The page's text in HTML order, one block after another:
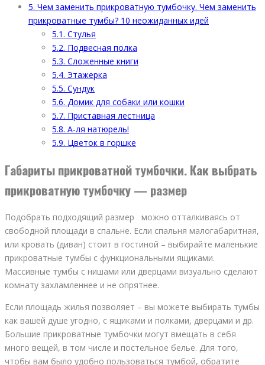
5. Чем заменить прикроватную тумбочку. Чем заменить
прикроватные тумбы? 10 неожиданных идей
5.1. Стулья
5.2. Подвесная полка
5.3. Сложенные книги
5.4. Этажерка
5.5. Сундук
5.6. Домик для собаки или кошки
5.7. Приставная лестница
5.8. А-ля натюрель!
5.9. Цветок в горшке
Габариты прикроватной тумбочки. Как выбрать
прикроватную тумбочку — размер
Подобрать подходящий размер можно отталкиваясь от
свободной площади в спальне. Если спальня малогабаритная,
или кровать (диван) стоит в гостиной – выбирайте маленькие
прикроватные тумбы с функциональными ящиками.
Массивные тумбы с нишами или дверцами визуально сделают
комнату захламленнее и не опрятнее.
Если площадь жилья позволяет – вы можете выбирать тумбы
как вашей душе угодно, с ящиками и полками, дверцами и др.
Большие прикроватные тумбочки могут вмещать в себя
много вещей, в том числе и постельное белье. Для того,
чтобы вам было удобно пользоваться тумбой, обратите